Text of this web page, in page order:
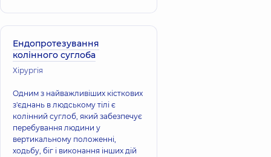
Ендопротезування
колінного суглоба
Хірургія
Одним з найважливіших кісткових
з'єднань в людському тілі є
колінний суглоб, який забезпечує
перебування людини у
вертикальному положенні,
ходьбу, біг і виконання інших дій